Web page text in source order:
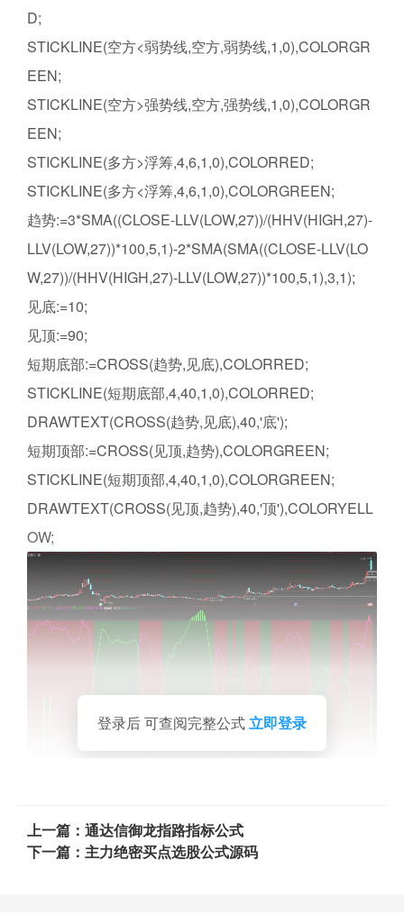
D;
STICKLINE(空方<弱势线,空方,弱势线,1,0),COLORGR
EEN;
STICKLINE(空方>强势线,空方,强势线,1,0),COLORGR
EEN;
STICKLINE(多方>浮筹,4,6,1,0),COLORRED;
STICKLINE(多方<浮筹,4,6,1,0),COLORGREEN;
趋势:=3*SMA((CLOSE-LLV(LOW,27))/(HHV(HIGH,27)-
LLV(LOW,27))*100,5,1)-2*SMA(SMA((CLOSE-LLV(LO
W,27))/(HHV(HIGH,27)-LLV(LOW,27))*100,5,1),3,1);
见底:=10;
见顶:=90;
短期底部:=CROSS(趋势,见底),COLORRED;
STICKLINE(短期底部,4,40,1,0),COLORRED;
DRAWTEXT(CROSS(趋势,见底),40,'底');
短期顶部:=CROSS(见顶,趋势),COLORGREEN;
STICKLINE(短期顶部,4,40,1,0),COLORGREEN;
DRAWTEXT(CROSS(见顶,趋势),40,'顶'),COLORYELL
OW;
登录后 可查阅完整公式立即登录
上一篇：通达信御龙指路指标公式
下一篇：主力绝密买点选股公式源码